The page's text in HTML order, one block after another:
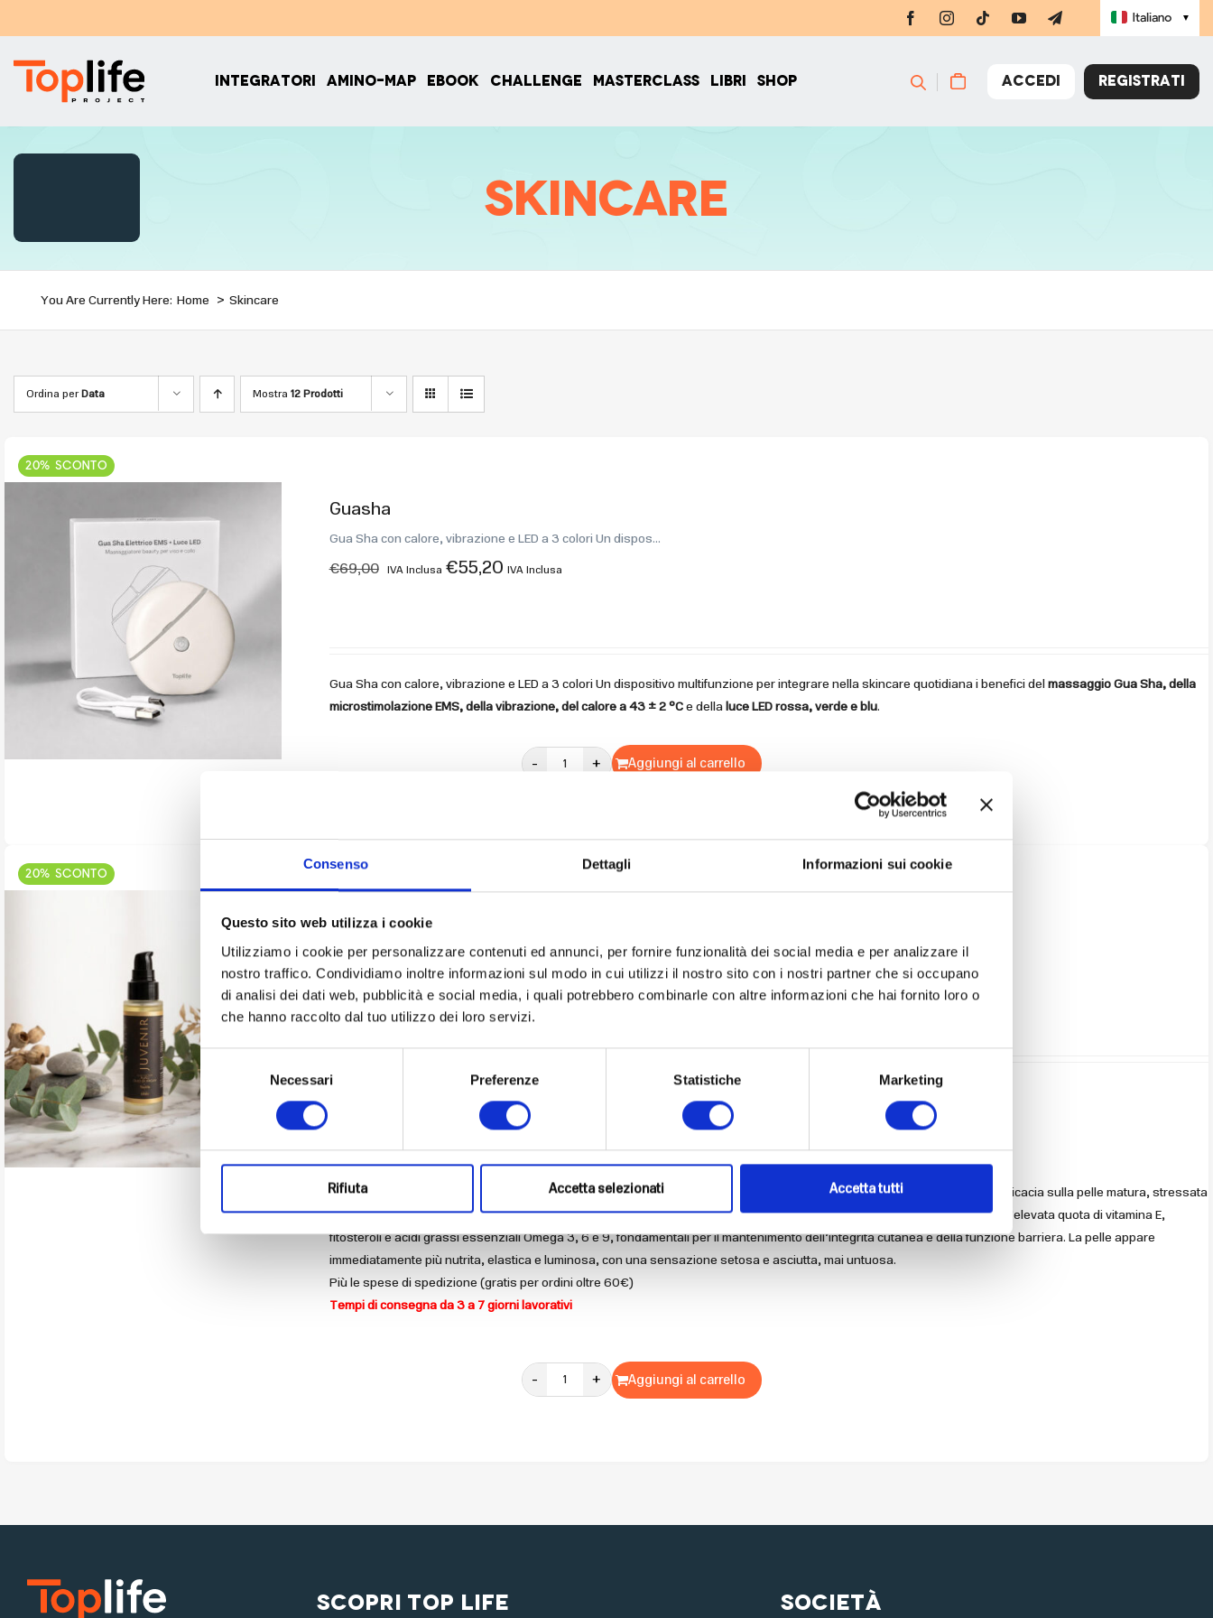
Consenso Dettagli Informazioni sui cookie
Questo sito web utilizza i cookie
Utilizziamo i cookie per personalizzare contenuti ed annunci, per fornire funzionalità dei social media e per analizzare il
nostro traffico. Condividiamo inoltre informazioni sul modo in cui utilizzi il nostro sito con i nostri partner che si occupano
di analisi dei dati web, pubblicità e social media, i quali potrebbero combinarle con altre informazioni che hai fornito loro o
che hanno raccolto dal tuo utilizzo dei loro servizi.
del
consenso
Necessari Preferenze Statistiche Marketing
Rifiuta Accetta selezionati Accetta tutti
al
contenuto
Italiano ▼
INTEGRATORI AMINO-MAP EBOOK CHALLENGE MASTERCLASS LIBRI SHOP REGISTRATI
ACCEDI
Skincare
You Are Currently Here: Home Skincare
Ordina perData Mostra 12 Prodotti
20% SCONTO
Guasha
Gua Sha con calore, vibrazione e LED a 3 colori Un dispos...
€69,00 IVA Inclusa €55,20 IVA Inclusa
Gua Sha con calore, vibrazione e LED a 3 colori Un dispositivo multifunzione per integrare nella skincare quotidiana i benefici delmassaggio Gua Sha, della
microstimolazione EMS, della vibrazione, del calore a 43 ± 2 °Ce dellaluce LED rossa, verde e blu.
- + Aggiungi al carrello
20% SCONTO
Juvenir
50 ml | Trattamento rigenerante viso, corpo, capelli Juve...
€69,00 IVA Inclusa €55,20 IVA Inclusa
50 ml | Trattamento rigenerante viso, corpo, capelli
Juvenir è un olio di Argan di altissima qualità, selezionato per la sua purezza assoluta, la ricchezza bioattiva e l’elevata efficacia sulla pelle matura, stressata
o spenta. Estratto esclusivamente per spremitura a freddo, preserva intatta la sua matrice lipidica naturale e concentra un’elevata quota di vitamina E,
fitosteroli e acidi grassi essenziali Omega 3, 6 e 9, fondamentali per il mantenimento dell’integrità cutanea e della funzione barriera. La pelle appare
immediatamente più nutrita, elastica e luminosa, con una sensazione setosa e asciutta, mai untuosa.
Più le spese di spedizione (gratis per ordini oltre 60€)
Tempi di consegna da 3 a 7 giorni lavorativi
- + Aggiungi al carrello
Scopri Top Life Società